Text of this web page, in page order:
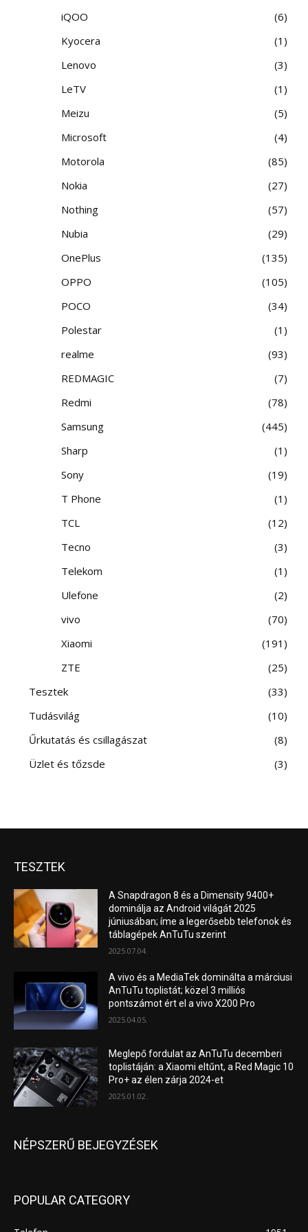
iQOO
6
Kyocera
1
Lenovo
3
LeTV
1
Meizu
5
Microsoft
4
Motorola
85
Nokia
27
Nothing
57
Nubia
29
OnePlus
135
OPPO
105
POCO
34
Polestar
1
realme
93
REDMAGIC
7
Redmi
78
Samsung
445
Sharp
1
Sony
19
T Phone
1
TCL
12
Tecno
3
Telekom
1
Ulefone
2
vivo
70
Xiaomi
191
ZTE
25
Tesztek
33
Tudásvilág
10
Űrkutatás és csillagászat
8
Üzlet és tőzsde
3
TESZTEK
A Snapdragon 8 és a Dimensity 9400+
dominálja az Android világát 2025
júniusában; íme a legerősebb telefonok és
táblagépek AnTuTu szerint
2025.07.04.
A vivo és a MediaTek dominálta a márciusi
AnTuTu toplistát; közel 3 milliós
pontszámot ért el a vivo X200 Pro
2025.04.05.
Meglepő fordulat az AnTuTu decemberi
toplistáján: a Xiaomi eltűnt, a Red Magic 10
Pro+ az élen zárja 2024-et
2025.01.02.
NÉPSZERŰ BEJEGYZÉSEK
POPULAR CATEGORY